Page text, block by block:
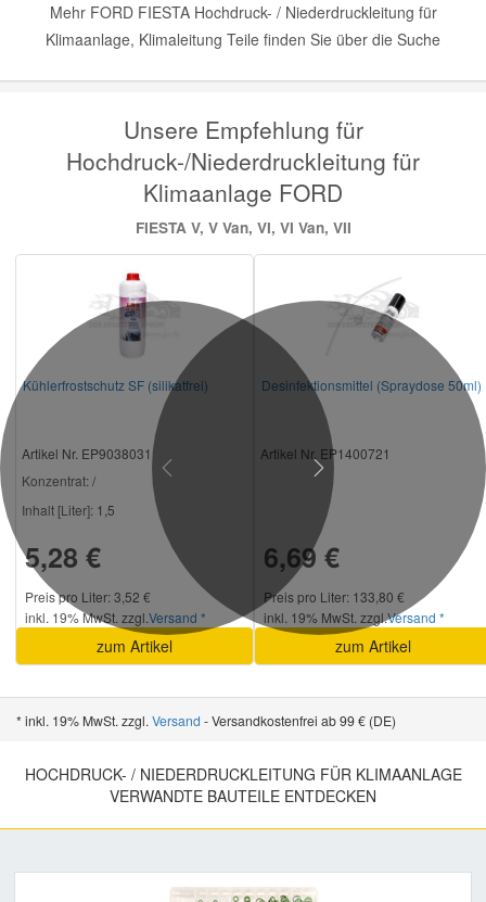
Mehr FORD FIESTA Hochdruck- / Niederdruckleitung für
Klimaanlage, Klimaleitung Teile finden Sie über die Suche
Unsere Empfehlung für
Hochdruck-/Niederdruckleitung für
Klimaanlage FORD
FIESTA V, V Van, VI, VI Van, VII
Kühlerfrostschutz SF (silikatfrei)
Artikel Nr. EP9038031
Konzentrat: /
Inhalt [Liter]: 1,5
5,28 €
Preis pro Liter: 3,52 €
inkl. 19% MwSt. zzgl. Versand *
zum Artikel
Desinfektionsmittel (Spraydose 50ml)
Artikel Nr. EP1400721
6,69 €
Preis pro Liter: 133,80 €
inkl. 19% MwSt. zzgl.Versand *
zum Artikel
Previous Next
* inkl. 19% MwSt. zzgl. Versand - Versandkostenfrei ab 99 € (DE)
HOCHDRUCK- / NIEDERDRUCKLEITUNG FÜR KLIMAANLAGE
VERWANDTE BAUTEILE ENTDECKEN